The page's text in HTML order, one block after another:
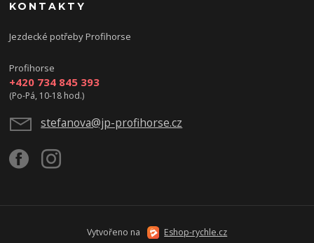
KONTAKTY
Jezdecké potřeby Profihorse
Profihorse
+420 734 845 393
(Po-Pá, 10-18 hod.)
stefanova@jp-profihorse.cz
Vytvořeno na Eshop-rychle.cz